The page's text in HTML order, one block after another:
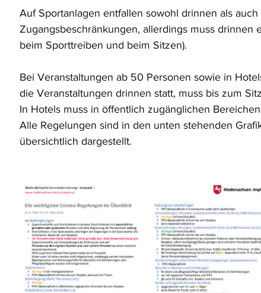
Auf Sportanlagen entfallen sowohl drinnen als
Zugangsbeschränkungen, allerdings muss drinnen
beim Sporttreiben und beim Sitzen).
Bei Veranstaltungen ab 50 Personen sowie in
die Veranstaltungen drinnen statt, muss bis zum
In Hotels muss in öffentlich zugänglichen
Alle Regelungen sind in den unten stehenden
übersichtlich dargestellt.